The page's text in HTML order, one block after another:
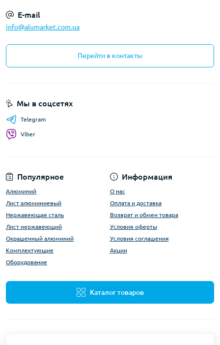
E-mail
info@alumarket.com.ua
Перейти в контакты
Популярное
Алюминий
Лист алюминиевый
Нержавеющая сталь
Лист нержавеющий
Окрашенный алюминий
Комплектующие
Оборудование
Информация
О нас
Оплата и доставка
Возврат и обмен товара
Условия оферты
Условия соглашения
Акции
Каталог товаров
Мы в соцсетях
Telegram
Viber